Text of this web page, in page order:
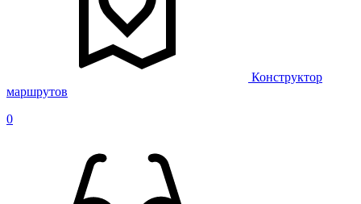
Конструктор
маршрутов
0